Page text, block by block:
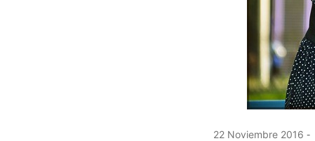
22 Noviembre 2016